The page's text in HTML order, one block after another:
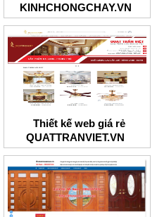
KINHCHONGCHAY.VN
Thiết kế web giá rẻ
QUATTRANVIET.VN